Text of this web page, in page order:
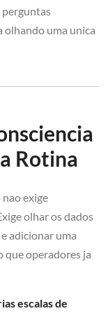
perguntas
olhando uma unica
Rotina
exige
olhar os dados
adicionar uma
que operadores ja
escalas de